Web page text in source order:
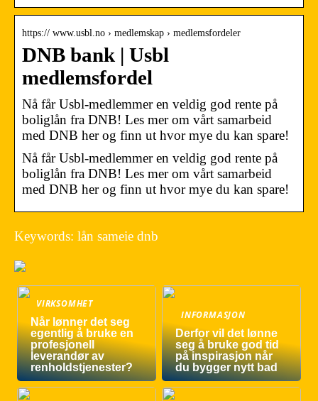
https:// www.usbl.no › medlemskap › medlemsfordeler
DNB bank | Usbl
medlemsfordel
Nå får Usbl-medlemmer en veldig god rente på
boliglån fra DNB! Les mer om vårt samarbeid
med DNB her og finn ut hvor mye du kan spare!
Nå får Usbl-medlemmer en veldig god rente på
boliglån fra DNB! Les mer om vårt samarbeid
med DNB her og finn ut hvor mye du kan spare!
Keywords: lån sameie dnb
VIRKSOMHET
Når lønner det seg
egentlig å bruke en
profesjonell
leverandør av
renholdstjenester?
INFORMASJON
Derfor vil det lønne
seg å bruke god tid
på inspirasjon når
du bygger nytt bad